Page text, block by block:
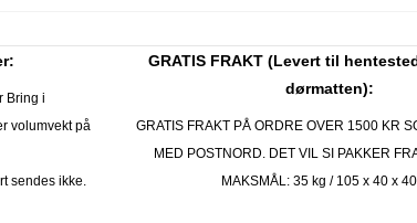
Bring i
volumvekt på
sendes ikke.
GRATIS FRAKT (Levert til
dørmatten):
GRATIS FRAKT PÅ ORDRE OVER 1500 KR
MED POSTNORD. DET VIL SI PAKKER
MAKSMÅL:35 kg / 105 x 40 x